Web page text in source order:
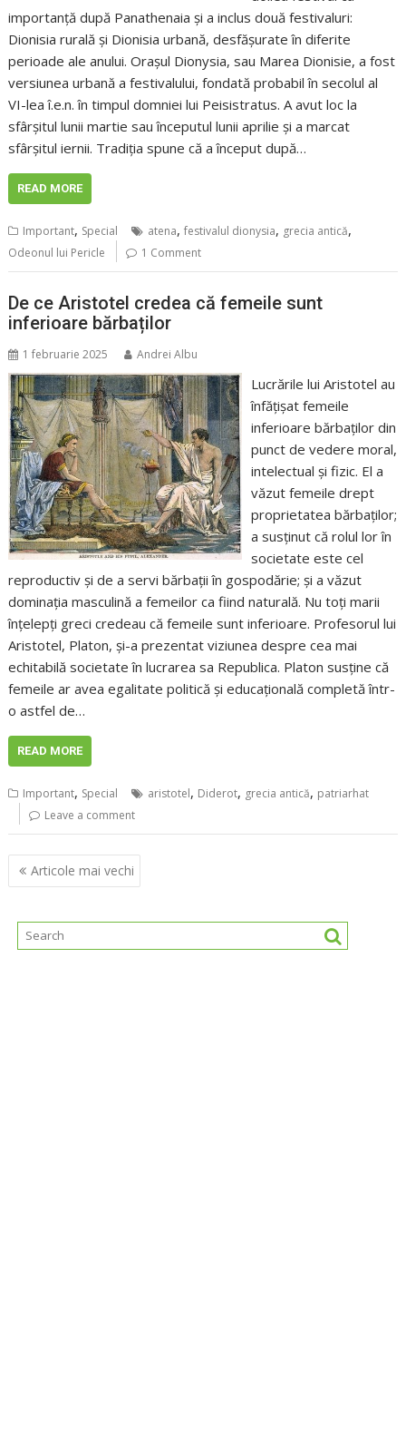
importanță după Panathenaia și a inclus două festivaluri:
Dionisia rurală și Dionisia urbană, desfășurate în diferite
perioade ale anului. Orașul Dionysia, sau Marea Dionisie, a fost
versiunea urbană a festivalului, fondată probabil în secolul al
VI-lea î.e.n. în timpul domniei lui Peisistratus. A avut loc la
sfârșitul lunii martie sau începutul lunii aprilie și a marcat
sfârșitul iernii. Tradiția spune că a început după…
READ MORE
Important, Special atena,festivalul dionysia, grecia antică,
Odeonul lui Pericle 1 Comment
De ce Aristotel credea că femeile sunt
inferioare bărbaților
1 februarie 2025 Andrei Albu
Lucrările lui Aristotel au
înfățișat femeile
inferioare bărbaților din
punct de vedere moral,
intelectual și fizic. El a
văzut femeile drept
proprietatea bărbaților;
a susținut că rolul lor în
societate este cel
reproductiv și de a servi bărbații în gospodărie; și a văzut
dominația masculină a femeilor ca fiind naturală. Nu toți marii
înțelepți greci credeau că femeile sunt inferioare. Profesorul lui
Aristotel, Platon, și-a prezentat viziunea despre cea mai
echitabilă societate în lucrarea sa Republica. Platon susține că
femeile ar avea egalitate politică și educațională completă într-
o astfel de…
READ MORE
Important, Special aristotel, Diderot, grecia antică, patriarhat
Leave a comment
Navigare
în
Articole mai vechi